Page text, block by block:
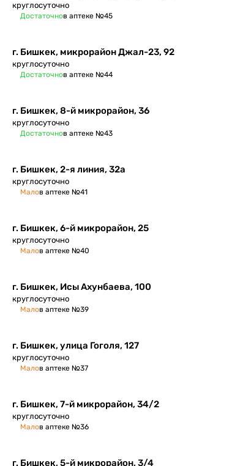
круглосуточно
Достаточнов аптеке №45
г. Бишкек, микрорайон Джал-23, 92
круглосуточно
Достаточнов аптеке №44
г. Бишкек, 8-й микрорайон, 36
круглосуточно
Достаточнов аптеке №43
г. Бишкек, ​2-я линия, 32а
круглосуточно
Малов аптеке №41
г. Бишкек, 6-й микрорайон, 25
круглосуточно
Малов аптеке №40
г. Бишкек, Исы Ахунбаева, 100
круглосуточно
Малов аптеке №39
г. Бишкек, улица Гоголя, 127
круглосуточно
Малов аптеке №37
г. Бишкек, ​7-й микрорайон, 34/2
круглосуточно
Малов аптеке №36
г. Бишкек, 5-й микрорайон, 3/4